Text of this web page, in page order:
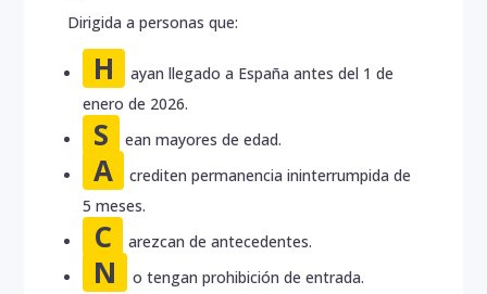
Dirigida a personas que:
H
ayan llegado a España antes del 1 de
enero de 2026.
S ean mayores de edad.
A
crediten permanencia ininterrumpida de
5 meses.
C arezcan de antecedentes.
N o tengan prohibición de entrada.